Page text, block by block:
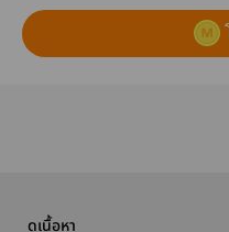
ดูเนื้อหา